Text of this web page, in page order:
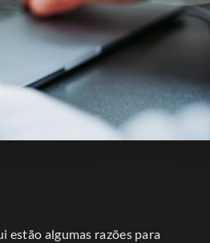
estão algumas razões para